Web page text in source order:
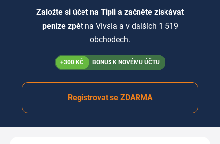
Založte si účet na Tipli a začněte získávat
peníze zpět na Vivaia a v dalších 1 519
obchodech.
+300 KČ BONUS K NOVÉMU ÚČTU
Registrovat se ZDARMA